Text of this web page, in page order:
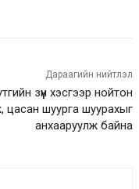
Дараагийн нийтлэл
зүүн хэсгээр нойтон
цасан шуурга шуурахыг
анхааруулж байна